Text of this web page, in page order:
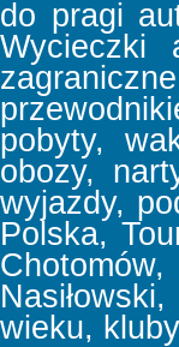
do pragi
Wycieczki
pobyty,
obozy,
wyjazdy,
Polska,
wieku,